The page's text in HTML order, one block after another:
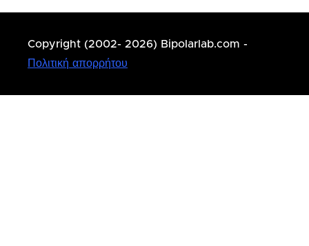
Copyright (2002- 2026) Bipolarlab.com -
Πολιτική απορρήτου